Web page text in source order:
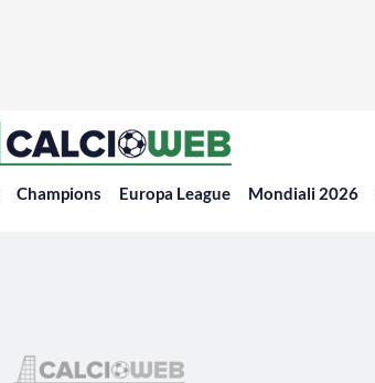
Champions Europa League Mondiali 2026